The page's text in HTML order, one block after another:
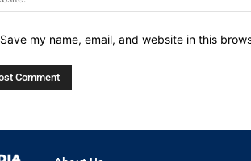
Save my name, email, and website in this